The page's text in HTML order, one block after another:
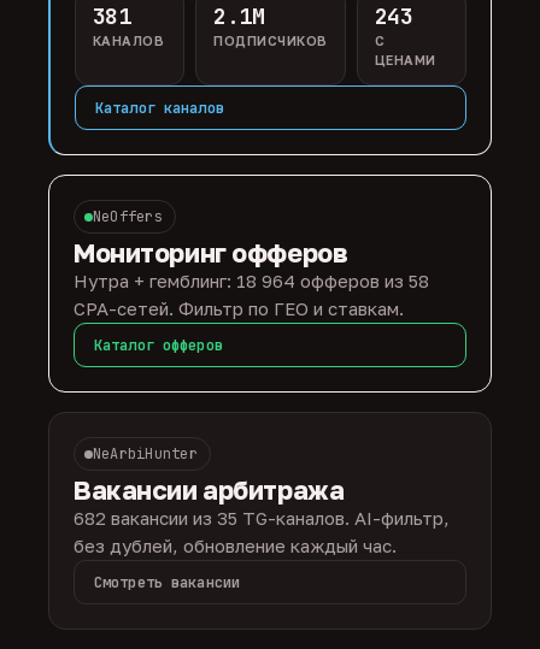
381
КАНАЛОВ
2.1M
ПОДПИСЧИКОВ
243
С
ЦЕНАМИ
Каталог каналов
NeOffers
Мониторинг офферов
Нутра + гемблинг: 18 964 офферов из 58
CPA-сетей. Фильтр по ГЕО и ставкам.
Каталог офферов
NeArbiHunter
Вакансии арбитража
682 вакансии из 35 TG-каналов. AI-фильтр,
без дублей, обновление каждый час.
Смотреть вакансии